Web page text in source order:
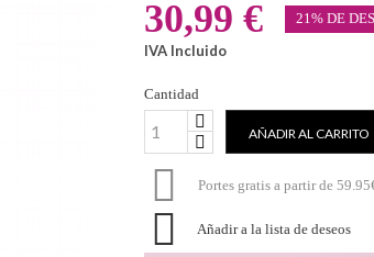
30,99 € 21% DE
IVA Incluido
Cantidad
AÑADIR AL CARRITO
 Portes gratis a partir de
 Añadir a la lista de deseos